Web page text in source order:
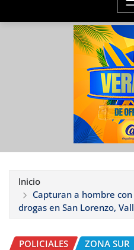
Inicio
Capturan a hombre
drogas en San Lorenzo,
POLICIALES ZONA SUR